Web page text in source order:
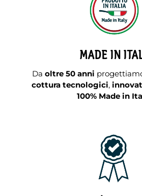
MADE IN
Da oltre 50 anni
cottura tecnologici,
100% Made in